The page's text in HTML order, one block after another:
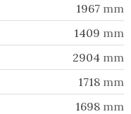
1967 mm
1409 mm
2904 mm
1718 mm
1698 mm